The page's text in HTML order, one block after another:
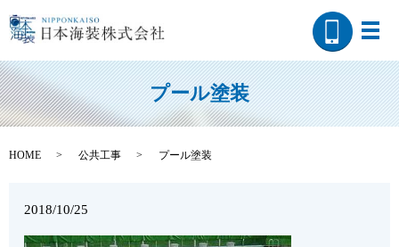
メ
プール塗装
HOME 公共工事 プール塗装
2018/10/25